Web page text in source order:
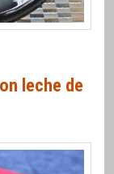
leche de